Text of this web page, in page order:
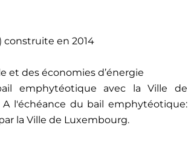
construite en 2014
et des économies d’énergie
emphytéotique avec la Ville de
l'échéance du bail emphytéotique:
la Ville de Luxembourg.